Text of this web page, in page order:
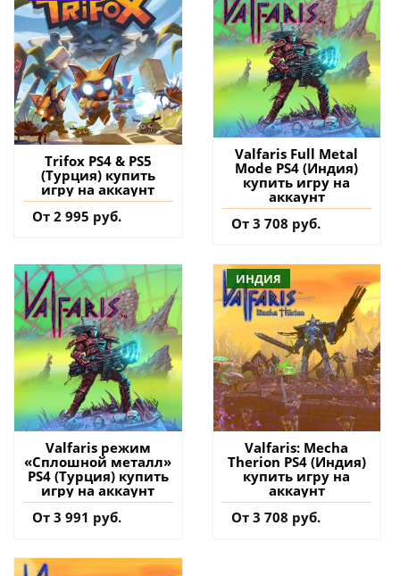
Trifox PS4 & PS5
(Турция) купить
игру на аккаунт
От 2 995 руб.
Valfaris Full Metal
Mode PS4 (Индия)
купить игру на
аккаунт
От 3 708 руб.
Valfaris режим
«Сплошной металл»
PS4 (Турция) купить
игру на аккаунт
От 3 991 руб.
ИНДИЯ
Valfaris: Mecha
Therion PS4 (Индия)
купить игру на
аккаунт
От 3 708 руб.